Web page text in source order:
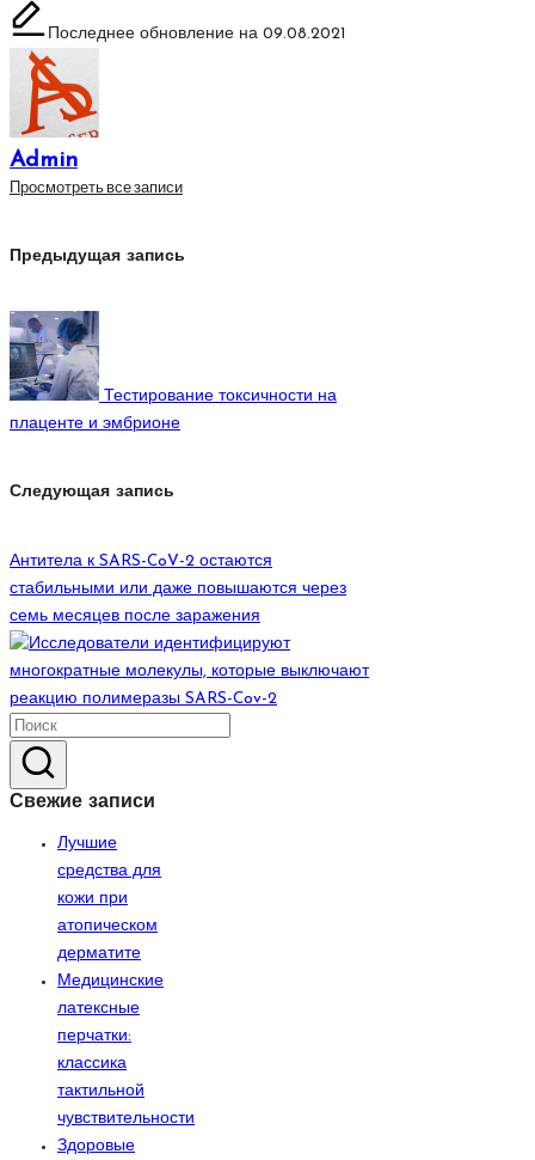
Последнее обновление на 09.08.2021
Admin
Просмотреть все записи
Навигация
по
записям
Предыдущая запись
Тестирование токсичности на
плаценте и эмбрионе
Следующая запись
Антитела к SARS-CoV-2 остаются
стабильными или даже повышаются через
семь месяцев после заражения
Свежие записи
Лучшие
средства для
кожи при
атопическом
дерматите
Медицинские
латексные
перчатки:
классика
тактильной
чувствительности
Здоровые